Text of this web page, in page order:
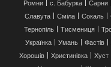
Ромни
с. Бабурка Сарни
Славута
Сміла Сокаль
Тернопіль
Тисмениця
Українка
Умань Фастів
Хорошів
Христинівка Хуст